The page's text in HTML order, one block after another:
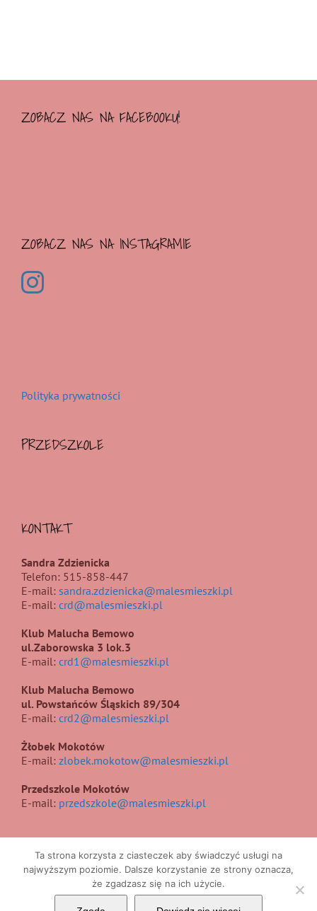
ZOBACZ NAS NA FACEBOOKU!
ZOBACZ NAS NA INSTAGRAMIE
Polityka prywatności
PRZEDSZKOLE
KONTAKT
Sandra Zdzienicka
Telefon: 515-858-447
E-mail: sandra.zdzienicka@malesmieszki.pl
E-mail: crd@malesmieszki.pl
Klub Malucha Bemowo
ul.Zaborowska 3 lok.3
E-mail: crd1@malesmieszki.pl
Klub Malucha Bemowo
ul. Powstańców Śląskich 89/304
E-mail: crd2@malesmieszki.pl
Żłobek Mokotów
E-mail: zlobek.mokotow@malesmieszki.pl
Przedszkole Mokotów
E-mail: przedszkole@malesmieszki.pl
Copyright 2017 | All Rights Reserved | Projekt i wykonanie
Ta strona korzysta z ciasteczek aby świadczyć usługi na
najwyższym poziomie. Dalsze korzystanie ze strony oznacza,
że zgadzasz się na ich użycie.